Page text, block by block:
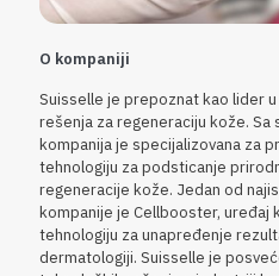
O kompaniji
Suisselle je prepoznat kao lider
rešenja za regeneraciju kože. Sa
kompanija je specijalizovana za
tehnologiju za podsticanje
regeneracije kože. Jedan od
kompanije je Cellbooster, uređaj
tehnologiju za unapređenje
dermatologiji. Suisselle je